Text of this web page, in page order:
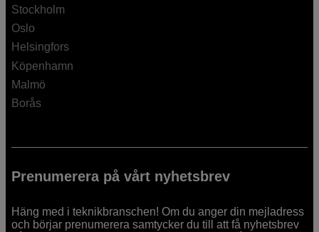
Stockholm
Oslo
Helsingfors
Köpenhamn
Malmö
Borås
Prenumerera på vårt nyhetsbrev
Häng med i teknikbranschen! Om du anger din mejladress
och börjar prenumerera samtycker du till att få nyhetsbrev